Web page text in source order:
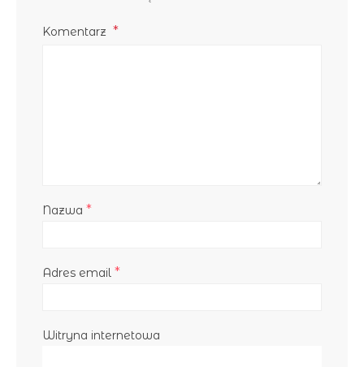
Komentarz
Nazwa *
Adres email *
Witryna internetowa